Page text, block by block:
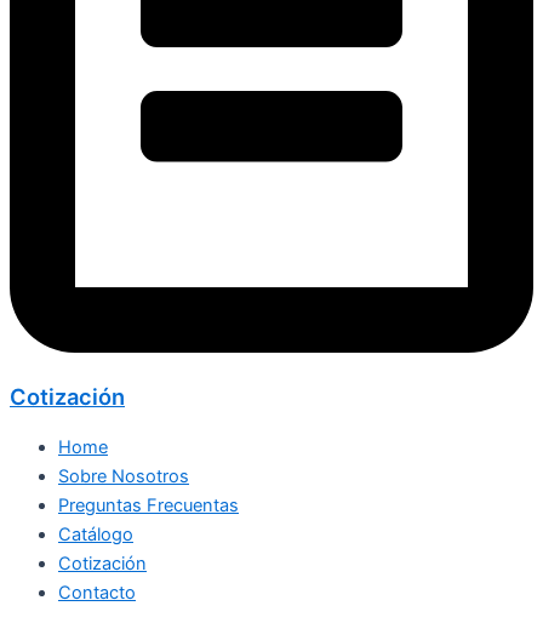
Cotización
Home
Sobre Nosotros
Preguntas Frecuentas
Catálogo
Cotización
Contacto